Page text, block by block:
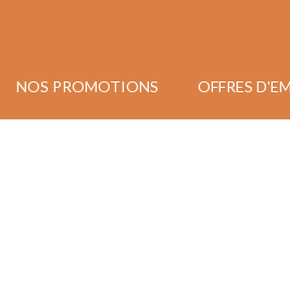
NOS PROMOTIONS OFFRES